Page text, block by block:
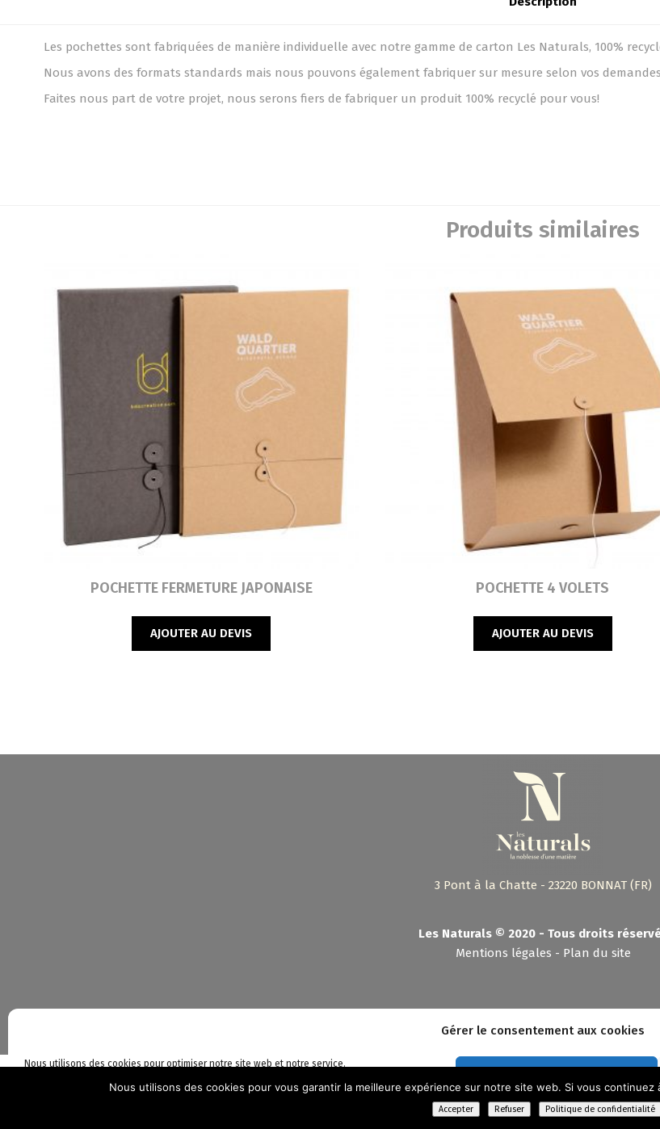
Gérer le consentement aux cookies
Nous utilisons des cookies pour optimiser notre site web et notre service.
Les pochettes sont fabriquées de manière individuelle avec notre gamme de carton Les Naturals, 100%
Nous avons des formats standards mais nous pouvons également fabriquer sur mesure selon vos
Faites nous part de votre projet, nous serons fiers de fabriquer un produit 100% recyclé pour vous!
Produits similaires
Lire la suitePOCHETTE FERMETURE JAPONAISE
AJOUTER AU DEVIS
POCHETTE 4 VOLETS
AJOUTER AU DEVIS
3 Pont à la Chatte - 23220 BONNAT (FR)
Les Naturals © 2020 - Tous droits
Mentions légales - Plan du site
©Les Naturals 2020 - Stratégie : Shebam !-
Nous utilisons des cookies pour vous garantir la meilleure expérience sur notre site web. Si vous
Accepter Refuser Politique de confidentialité